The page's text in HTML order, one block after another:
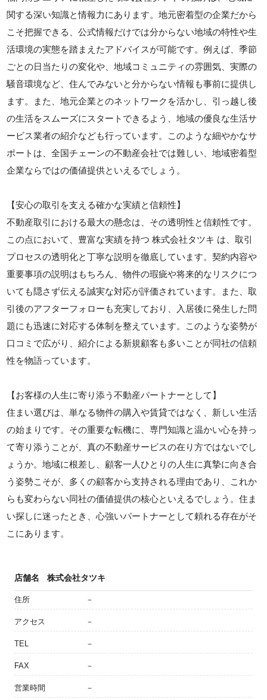
関する深い知識と情報力にあります。地元密着型の企業だから
こそ把握できる、公式情報だけでは分からない地域の特性や生
活環境の実態を踏まえたアドバイスが可能です。例えば、季節
ごとの日当たりの変化や、地域コミュニティの雰囲気、実際の
騒音環境など、住んでみないと分からない情報も事前に提供し
ます。また、地元企業とのネットワークを活かし、引っ越し後
の生活をスムーズにスタートできるよう、地域の優良な生活サ
ービス業者の紹介なども行っています。このような細やかなサ
ポートは、全国チェーンの不動産会社では難しい、地域密着型
企業ならではの価値提供といえるでしょう。
【安心の取引を支える確かな実績と信頼性】
不動産取引における最大の懸念は、その透明性と信頼性です。
この点において、豊富な実績を持つ 株式会社タツキ は、取引
プロセスの透明化と丁寧な説明を徹底しています。契約内容や
重要事項の説明はもちろん、物件の瑕疵や将来的なリスクにつ
いても隠さず伝える誠実な対応が評価されています。また、取
引後のアフターフォローも充実しており、入居後に発生した問
題にも迅速に対応する体制を整えています。このような姿勢が
口コミで広がり、紹介による新規顧客も多いことが同社の信頼
性を物語っています。
【お客様の人生に寄り添う不動産パートナーとして】
住まい選びは、単なる物件の購入や賃貸ではなく、新しい生活
の始まりです。その重要な転機に、専門知識と温かい心を持っ
て寄り添うことが、真の不動産サービスの在り方ではないでし
ょうか。地域に根差し、顧客一人ひとりの人生に真摯に向き合
う姿勢こそが、多くの顧客から支持される理由であり、これか
らも変わらない同社の価値提供の核心といえるでしょう。住ま
い探しに迷ったとき、心強いパートナーとして頼れる存在がそ
こにあります。
店舗名 株式会社タツキ
住所 －
アクセス －
TEL －
FAX －
営業時間 －